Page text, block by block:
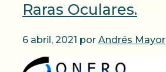
Raras Oculares.
6 abril, 2021 por Andrés Mayor